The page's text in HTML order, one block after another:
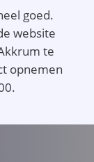
goed.
website
te
opnemen